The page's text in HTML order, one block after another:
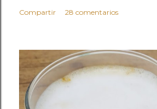
Compartir 28 comentarios